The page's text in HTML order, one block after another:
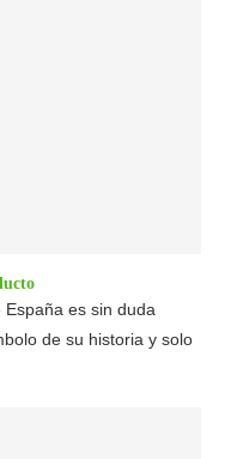
es sin duda
de su historia y solo